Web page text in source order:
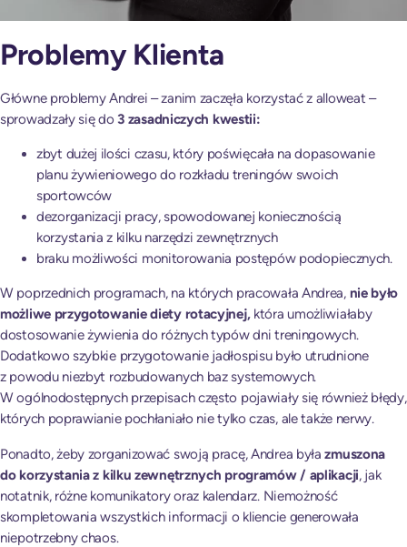
Problemy Klienta
Główne problemy Andrei – zanim zaczęła korzystać z alloweat –
sprowadzały się do3 zasadniczych kwestii:
zbyt dużej ilości czasu, który poświęcała na dopasowanie
planu żywieniowego do rozkładu treningów swoich
sportowców
dezorganizacji pracy, spowodowanej koniecznością
korzystania z kilku narzędzi zewnętrznych
braku możliwości monitorowania postępów podopiecznych.
W poprzednich programach, na których pracowała Andrea,nie było
możliwe przygotowanie diety rotacyjnej,która umożliwiałaby
dostosowanie żywienia do różnych typów dni treningowych.
Dodatkowo szybkie przygotowanie jadłospisu było utrudnione
z powodu niezbyt rozbudowanych baz systemowych.
W ogólnodostępnych przepisach często pojawiały się również błędy,
których poprawianie pochłaniało nie tylko czas, ale także nerwy.
Ponadto, żeby zorganizować swoją pracę, Andrea byłazmuszona
do korzystania z kilku zewnętrznych programów / aplikacji, jak
notatnik, różne komunikatory oraz kalendarz. Niemożność
skompletowania wszystkich informacji o kliencie generowała
niepotrzebny chaos.